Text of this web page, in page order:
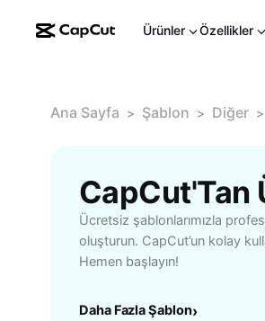
Ürünler Özellikler
Ana Sayfa > Şablon > Diğer >
Ücretsiz şablonlarımızla
oluşturun. CapCut’un kolay
Hemen başlayın!
Daha Fazla Şablon›